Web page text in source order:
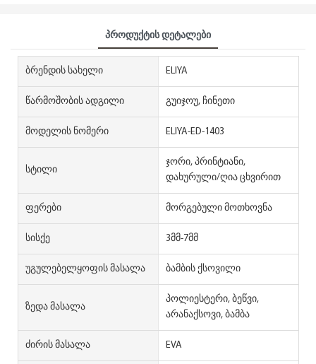
Პროდუქტის Დეტალები
Ბრენდის Სახელი ELIYA
Წარმოშობის Ადგილი გუიჯოუ, ჩინეთი
Მოდელის Ნომერი ELIYA-ED-1403
Სტილი
ჯორი, პრინტიანი,
დახურული/ღია ცხვირით
Ფერები მორგებული მოთხოვნა
Სისქე 3მმ-7მმ
Უგულებელყოფის Მასალა ბამბის ქსოვილი
Ზედა Მასალა
პოლიესტერი, ბეწვი,
არანაქსოვი, ბამბა
Ძირის Მასალა EVA